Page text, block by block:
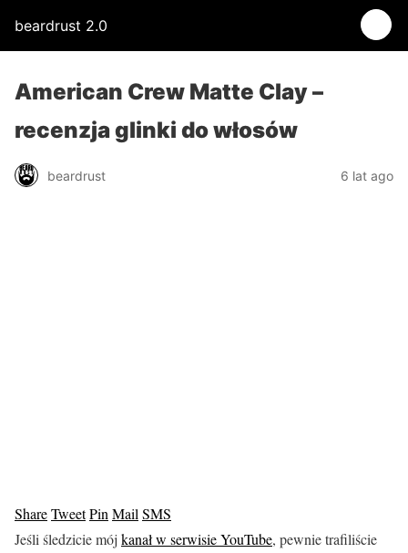
beardrust 2.0
American Crew Matte Clay –
recenzja glinki do włosów
beardrust 6 lat ago
ShareTweetPin Mail SMS
Jeśli śledzicie mój kanał w serwisie YouTube, pewnie trafiliście